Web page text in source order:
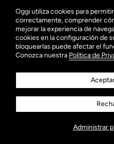
Oggi utiliza cookies para
correctamente, comprender
mejorar la experiencia de
cookies en la configuración de
bloquearlas puede afectar el
Conozca nuestra Política de
Administrar
Visítanos
InstagramFacebook
TwitterTikTok
Tecnología de